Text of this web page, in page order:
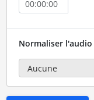
Normaliser l'audio